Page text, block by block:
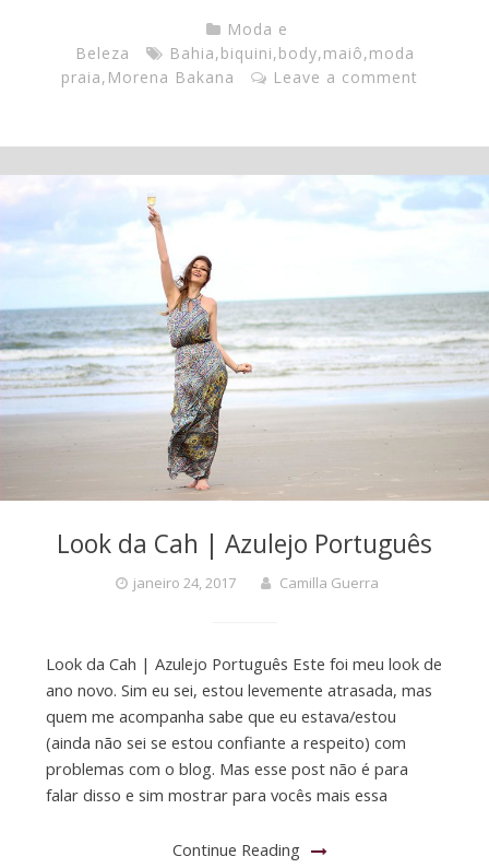
Moda e
Beleza
Bahia,biquini,body,maiô,moda
praia, Morena Bakana Leave a comment
Look da Cah | Azulejo Português
janeiro 24, 2017 Camilla Guerra
Look da Cah | Azulejo Português Este foi meu look de
ano novo. Sim eu sei, estou levemente atrasada, mas
quem me acompanha sabe que eu estava/estou
(ainda não sei se estou confiante a respeito) com
problemas com o blog. Mas esse post não é para
falar disso e sim mostrar para vocês mais essa
Continue Reading